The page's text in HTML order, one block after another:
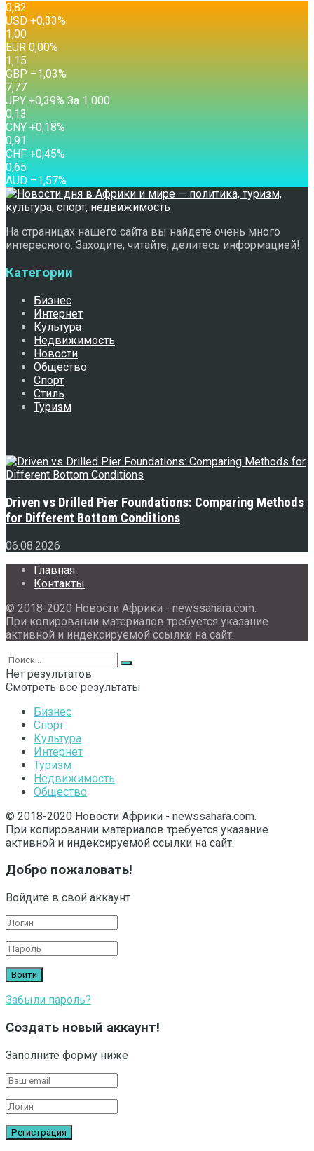
0,82
USD +0,33%
1,00
EUR 0,00%
1,15
GBP –1,03%
7,77
JPY +0,39% За 1 000
0,13
CNY +0,18%
0,91
CHF +0,45%
0,65
AUD –1,57%
На страницах нашего сайта вы найдете очень много
интересного. Заходите, читайте, делитесь информацией!
Категории
Бизнес
Интернет
Культура
Недвижимость
Новости
Общество
Спорт
Стиль
Туризм
Driven vs Drilled Pier Foundations: Comparing Methods
for Different Bottom Conditions
06.08.2026
Главная
Контакты
© 2018-2020 Новости Африки - newssahara.com.
При копировании материалов требуется указание
активной и индексируемой ссылки на сайт.
Нет результатов
Смотреть все результаты
Бизнес
Спорт
Культура
Интернет
Туризм
Недвижимость
Общество
© 2018-2020 Новости Африки - newssahara.com.
При копировании материалов требуется указание
активной и индексируемой ссылки на сайт.
Добро пожаловать!
Войдите в свой аккаунт
Забыли пароль?
Создать новый аккаунт!
Заполните форму ниже